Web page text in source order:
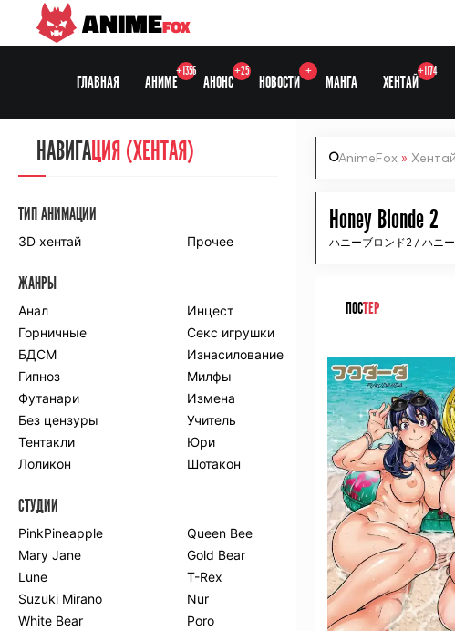
ANIMEFOX
ГЛАВНАЯ АНИМЕ
+1356
АНОНС
+25
НОВОСТИ
+
МАНГА ХЕНТАЙ
+1174
AnimeFox » Хентай
Honey Blonde 2
ハニーブロンド2 / ハニ
ПОСТЕР
НАВИГАЦИЯ
СЕЗОНЫ
Anidub
Animedia
Kansai studio
Onibaku
Shiza project
ПО ЖАНРАМ
Комедия
Приключения
Романтика
Школа
Этти
Боевые
искусства
Гарем
Драма
Игры
Исторический
Магия
Фантастика
Фэнтези
Мистика
Попаданцы в
другой мир
НАВИГАЦИЯ (ХЕНТАЯ)
ТИП АНИМАЦИИ
3D хентай Прочее
ЖАНРЫ
Анал
Инцест
Горничные
Секс игрушки
БДСМ
Изнасилование
Гипноз
Милфы
Футанари
Измена
Без цензуры
Учитель
Тентакли
Юри
Лоликон
Шотакон
СТУДИИ
PinkPineapple
Queen Bee
Mary Jane
Gold Bear
Lune
T-Rex
Suzuki Mirano
Nur
White Bear
Poro